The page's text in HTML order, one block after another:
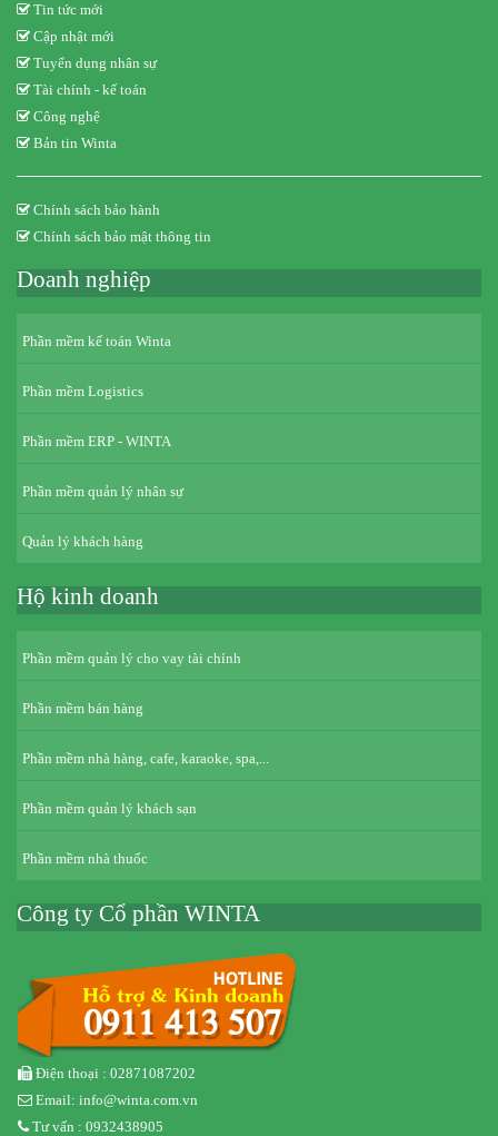
Tin tức mới
Cập nhật mới
Tuyển dụng nhân sự
Tài chính - kế toán
Công nghệ
Bản tin Winta
Chính sách bảo hành
Chính sách bảo mật thông tin
Doanh nghiệp
Phần mềm kế toán Winta
Phần mềm Logistics
Phần mềm ERP - WINTA
Phần mềm quản lý nhân sự
Quản lý khách hàng
Hộ kinh doanh
Phần mềm quản lý cho vay tài chính
Phần mềm bán hàng
Phần mềm nhà hàng, cafe, karaoke, spa,...
Phần mềm quản lý khách sạn
Phần mềm nhà thuốc
Công ty Cổ phần WINTA
Điện thoại : 02871087202
Email: info@winta.com.vn
Tư vấn : 0932438905